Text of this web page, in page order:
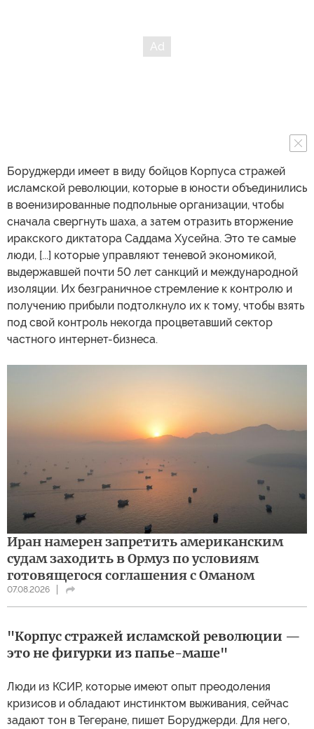
Боруджерди имеет в виду бойцов Корпуса стражей
исламской революции, которые в юности объединились
в военизированные подпольные организации, чтобы
сначала свергнуть шаха, а затем отразить вторжение
иракского диктатора Саддама Хусейна. Это те самые
люди, [...] которые управляют теневой экономикой,
выдержавшей почти 50 лет санкций и международной
изоляции. Их безграничное стремление к контролю и
получению прибыли подтолкнуло их к тому, чтобы взять
под свой контроль некогда процветавший сектор
частного интернет-бизнеса.
Иран намерен запретить американским
судам заходить в Ормуз по условиям
готовящегося соглашения с Оманом
07.08.2026
"Корпус стражей исламской революции —
это не фигурки из папье-маше"
Люди из КСИР, которые имеют опыт преодоления
кризисов и обладают инстинктом выживания, сейчас
задают тон в Тегеране, пишет Боруджерди. Для него,